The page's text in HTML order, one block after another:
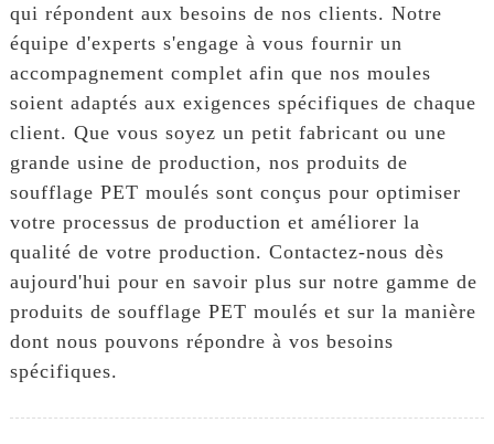
qui répondent aux besoins de nos clients. Notre
équipe d'experts s'engage à vous fournir un
accompagnement complet afin que nos moules
soient adaptés aux exigences spécifiques de chaque
client. Que vous soyez un petit fabricant ou une
grande usine de production, nos produits de
soufflage PET moulés sont conçus pour optimiser
votre processus de production et améliorer la
qualité de votre production. Contactez-nous dès
aujourd'hui pour en savoir plus sur notre gamme de
produits de soufflage PET moulés et sur la manière
dont nous pouvons répondre à vos besoins
spécifiques.